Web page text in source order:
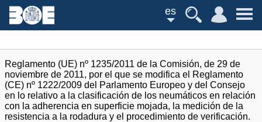
es
Reglamento (UE) nº 1235/2011 de la Comisión, de 29 de
noviembre de 2011, por el que se modifica el Reglamento
(CE) nº 1222/2009 del Parlamento Europeo y del Consejo
en lo relativo a la clasificación de los neumáticos en relación
con la adherencia en superficie mojada, la medición de la
resistencia a la rodadura y el procedimiento de verificación.